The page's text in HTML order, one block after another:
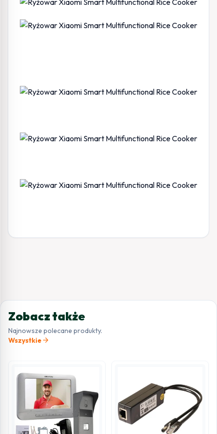
Zobacz także
Najnowsze polecane produkty.
Wszystkie arrow_forward